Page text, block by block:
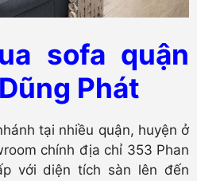
sofa quận
Phát
tại nhiều quận, huyện ở
chính địa chỉ 353 Phan
với diện tích sàn lên đến